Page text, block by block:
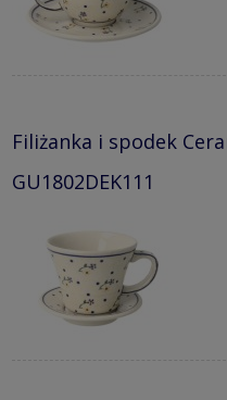
Filiżanka i spodek
GU1802DEK111